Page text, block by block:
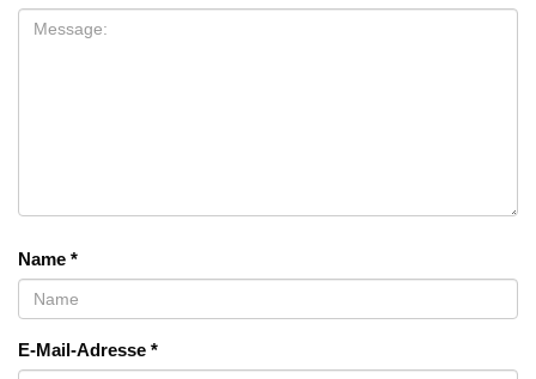
Name *
E-Mail-Adresse *